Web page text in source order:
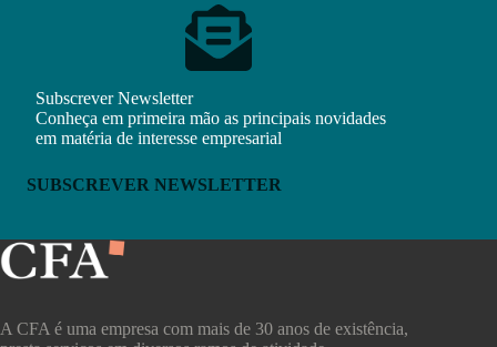
Subscrever Newsletter
Conheça em primeira mão as principais novidades
em matéria de interesse empresarial
SUBSCREVER NEWSLETTER
A CFA é uma empresa com mais de 30 anos de existência,